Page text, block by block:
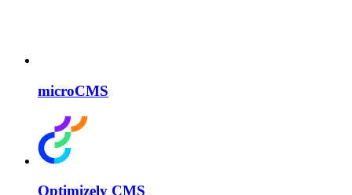
microCMS
Optimizely CMS